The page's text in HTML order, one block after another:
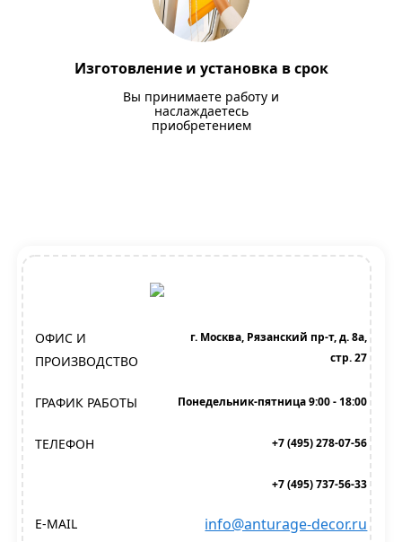
Изготовление и установка в срок
Вы принимаете работу и
наслаждаетесь
приобретением
ОФИС И
ПРОИЗВОДСТВО
г. Москва, Рязанский пр-т, д. 8а,
стр. 27
ГРАФИК РАБОТЫ Понедельник-пятница 9:00 - 18:00
ТЕЛЕФОН +7 (495) 278-07-56
+7 (495) 737-56-33
E-MAIL info@anturage-decor.ru